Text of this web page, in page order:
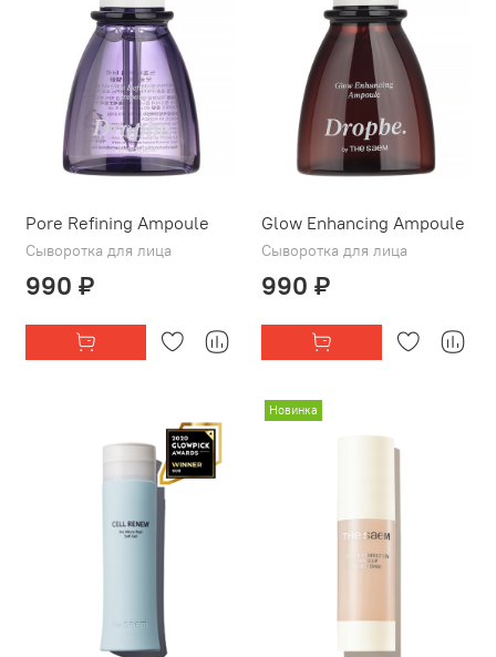
Pore Refining Ampoule
Сыворотка для лица
990 ₽
Glow Enhancing Ampoule
Сыворотка для лица
990 ₽
Новинка